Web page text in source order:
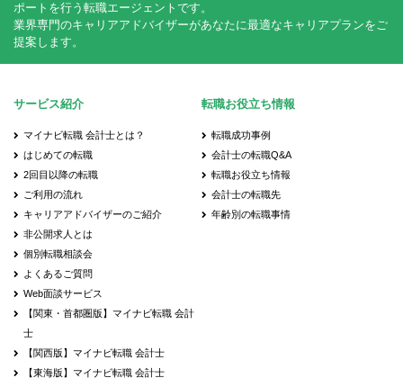
ポートを行う転職エージェントです。
業界専門のキャリアアドバイザーがあなたに最適なキャリアプランをご
提案します。
サービス紹介
マイナビ転職 会計士とは？
はじめての転職
2回目以降の転職
ご利用の流れ
キャリアアドバイザーのご紹介
非公開求人とは
個別転職相談会
よくあるご質問
Web面談サービス
【関東・首都圏版】マイナビ転職 会計
士
【関西版】マイナビ転職 会計士
【東海版】マイナビ転職 会計士
転職お役立ち情報
転職成功事例
会計士の転職Q&A
転職お役立ち情報
会計士の転職先
年齢別の転職事情